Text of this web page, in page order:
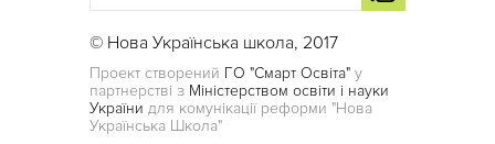
© Нова Українська школа, 2017
Проект створений ГО "Смарт Освіта" у
партнерстві з Міністерством освіти і науки
України для комунікації реформи "Нова
Українська Школа"